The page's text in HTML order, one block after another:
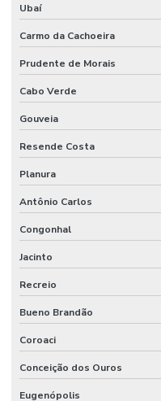
Ubaí
Carmo da Cachoeira
Prudente de Morais
Cabo Verde
Gouveia
Resende Costa
Planura
Antônio Carlos
Congonhal
Jacinto
Recreio
Bueno Brandão
Coroaci
Conceição dos Ouros
Eugenópolis